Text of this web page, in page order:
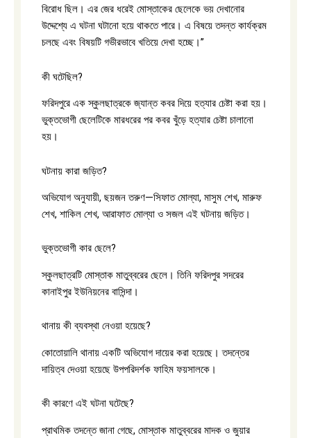
বিরোধ ছিল। এর জের ধরেই মোস্তাকের ছেলেকে ভয় দেখানোর
উদ্দেশ্যে এ ঘটনা ঘটানো হয়ে থাকতে পারে। এ বিষয়ে তদন্ত কার্যক্রম
চলছে এবং বিষয়টি গভীরভাবে খতিয়ে দেখা হচ্ছে।”
কী ঘটেছিল?
ফরিদপুরে এক স্কুলছাত্রকে জ্যান্ত কবর দিয়ে হত্যার চেষ্টা করা হয়।
ভুক্তভোগী ছেলেটিকে মারধরের পর কবর খুঁড়ে হত্যার চেষ্টা চালানো
হয়।
ঘটনায় কারা জড়িত?
অভিযোগ অনুযায়ী, ছয়জন তরুণ—সিফাত মোল্যা, মাসুম শেখ, মারুফ
শেখ, শাকিল শেখ, আরাফাত মোল্যা ও সজল এই ঘটনায় জড়িত।
ভুক্তভোগী কার ছেলে?
স্কুলছাত্রটি মোস্তাক মাতুব্বরের ছেলে। তিনি ফরিদপুর সদরের
কানাইপুর ইউনিয়নের বাসিন্দা।
থানায় কী ব্যবস্থা নেওয়া হয়েছে?
কোতোয়ালি থানায় একটি অভিযোগ দায়ের করা হয়েছে। তদন্তের
দায়িত্ব দেওয়া হয়েছে উপপরিদর্শক ফাহিম ফয়সালকে।
কী কারণে এই ঘটনা ঘটেছে?
প্রাথমিক তদন্তে জানা গেছে, মোস্তাক মাতুব্বরের মাদক ও জুয়ার